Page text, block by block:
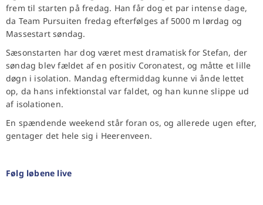
frem til starten på fredag. Han får dog et par intense dage,
da Team Pursuiten fredag efterfølges af 5000 m lørdag og
Massestart søndag.
Sæsonstarten har dog været mest dramatisk for Stefan, der
søndag blev fældet af en positiv Coronatest, og måtte et lille
døgn i isolation. Mandag eftermiddag kunne vi ånde lettet
op, da hans infektionstal var faldet, og han kunne slippe ud
af isolationen.
En spændende weekend står foran os, og allerede ugen efter,
gentager det hele sig i Heerenveen.
Følg løbene live